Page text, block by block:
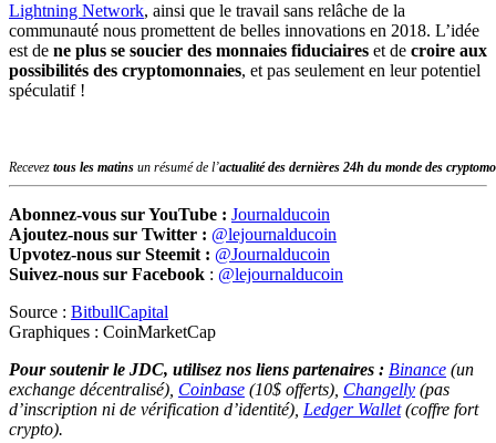
Lightning Network, ainsi que le travail sans relâche de la
communauté nous promettent de belles innovations en 2018. L’idée
est de ne plus se soucier des monnaies fiduciaires et de croire aux
possibilités des cryptomonnaies, et pas seulement en leur potentiel
spéculatif !
Recevez tous les matins un résumé de l’actualité des dernières 24h du monde des
Abonnez-vous sur YouTube : Journalducoin
Ajoutez-nous sur Twitter : @lejournalducoin
Upvotez-nous sur Steemit : @Journalducoin
Suivez-nous sur Facebook : @lejournalducoin
Source : BitbullCapital
Graphiques : CoinMarketCap
Pour soutenir le JDC, utilisez nos liens partenaires : Binance (un
exchange décentralisé), Coinbase (10$ offerts), Changelly (pas
d’inscription ni de vérification d’identité), Ledger Wallet(coffre fort
crypto).